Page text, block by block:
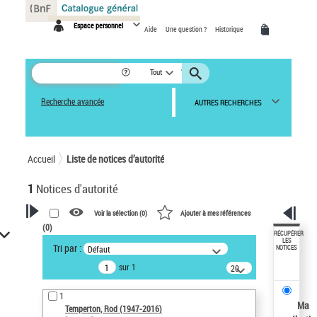
Espace personnel Aide Une question ? Historique
Tout
Recherche avancée AUTRES RECHERCHES
Accueil Liste de notices d’autorité
1 Notices d'autorité
VOTRE RECHERCHE
Recherche avancée dans les
notices d’autorité
Œuvres liées à l'auteur :
Temperton, Rod (1947-2016)
Voir la sélection (0) Ajouter à mes références
(0)
Tri par : Défaut
sur 1
20
résultats/page
1
Temperton, Rod (1947-2016)
RÉCUPÉRER
LES
NOTICES
Ma
Panneau de gestion des cookies